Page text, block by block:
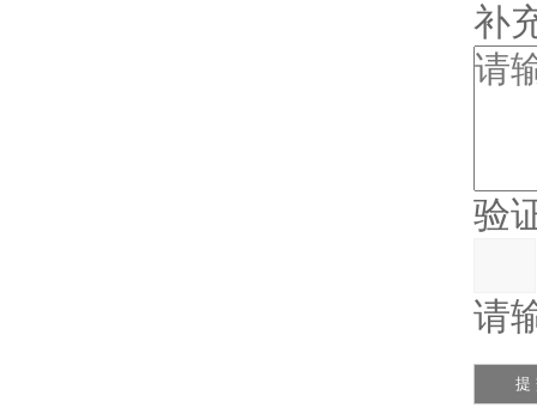
补
验证
请